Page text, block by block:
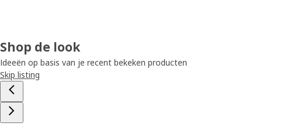
Shop de look
Ideeën op basis van je recent bekeken producten
Skip listing